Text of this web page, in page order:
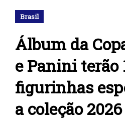
Brasil
Álbum da
e Panini terão
figurinhas
a coleção 2026